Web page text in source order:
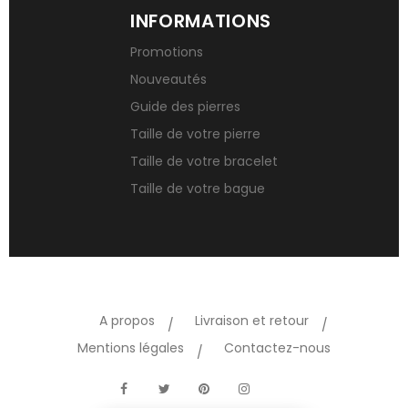
INFORMATIONS
Promotions
Nouveautés
Guide des pierres
Taille de votre pierre
Taille de votre bracelet
Taille de votre bague
A propos
Livraison et retour
Mentions légales
Contactez-nous
FacebookTwitter Pinterest